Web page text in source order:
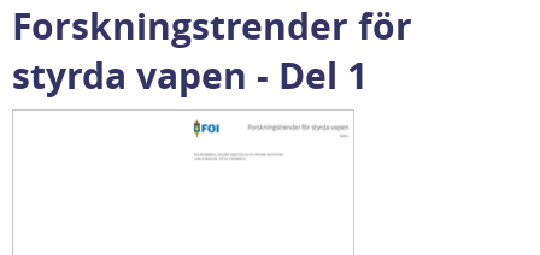
Forskningstrender för
styrda vapen - Del 1